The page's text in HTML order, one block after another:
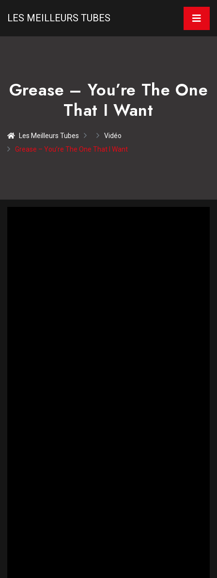
LES MEILLEURS TUBES
Grease – You’re The One
That I Want
Les Meilleurs Tubes
Vidéo
Grease – You’re The One That I Want